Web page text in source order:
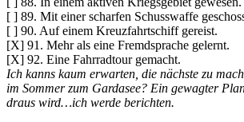
[ ] 89. Mit einer scharfen Schusswaffe
[ ] 90. Auf einem Kreuzfahrtschiff gereist.
[X] 91. Mehr als eine Fremdsprache gelernt.
[X] 92. Eine Fahrradtour gemacht.
Ich kanns kaum erwarten, die nächste zu
im Sommer zum Gardasee? Ein gewagter
draus wird…ich werde berichten.